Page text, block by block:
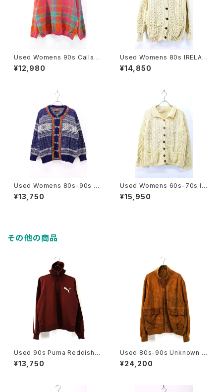
Used Womens 90s Callag
her Pink Check Mohair Mix
Wool Knit Size L 古着
¥12,980
Used Womens 80s IRELAN
D Ivory Wool Fisher man K
nit Cardigan Size M-L 相当
¥14,850
Used Womens 80s-90s N
ORWAY TELEMARK STYLE
Nordic Wool Knit Cardigan
¥13,750
Used Womens 60s-70s IR
ELAND Carakeel Ivory Woo
l Fisher man Knit Cardigan
¥15,950
その他の商品
Used 90s Puma Reddish-
brown 2Tone Half Zip Jers
ey Track Top Jacket Size
¥13,750
Used 80s-90s Unknown B
rown Tanned Leather Valst
ar Jacket Size 58 XL 相当
¥24,200